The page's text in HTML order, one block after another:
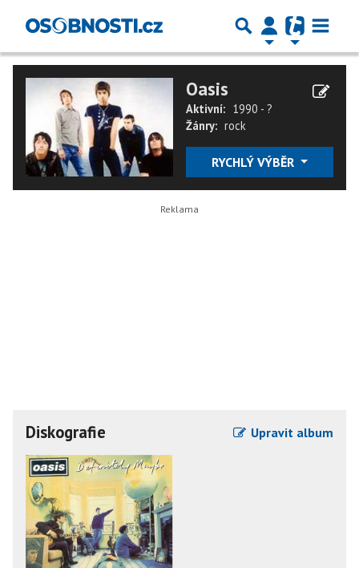
Oasis
Aktivní: 1990 - ?
Žánry: rock
RYCHLÝ VÝBĚR
Diskografie Upravit album